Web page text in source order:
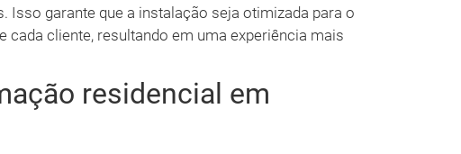
Isso garante que a instalação seja otimizada para o
cada cliente, resultando em uma experiência mais
residencial em